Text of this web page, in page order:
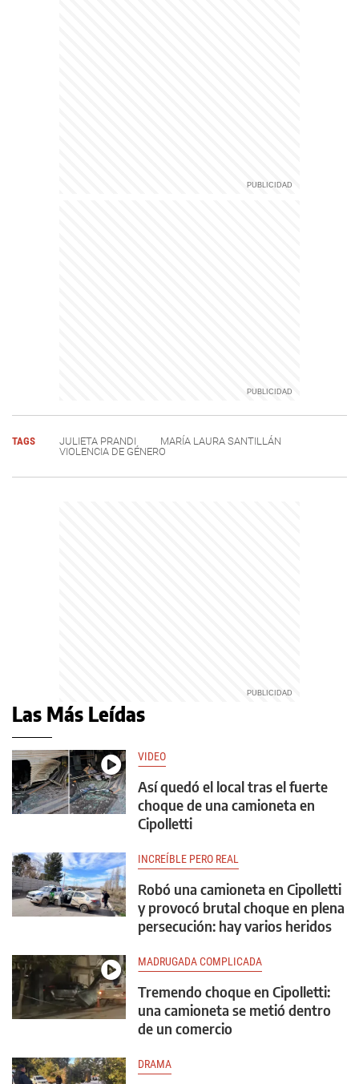
TAGS JULIETA PRANDI
MARÍA LAURA SANTILLÁN
VIOLENCIA DE GÉNERO
Las Más Leídas
VIDEO
Así quedó el local tras el fuerte
choque de una camioneta en
Cipolletti
INCREÍBLE PERO REAL
Robó una camioneta en Cipolletti
y provocó brutal choque en plena
persecución: hay varios heridos
MADRUGADA COMPLICADA
Tremendo choque en Cipolletti:
una camioneta se metió dentro
de un comercio
DRAMA